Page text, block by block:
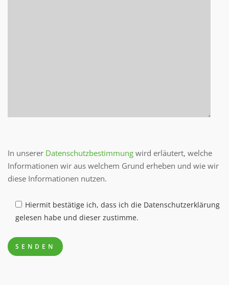
In unserer Datenschutzbestimmung wird erläutert, welche
Informationen wir aus welchem Grund erheben und wie wir
diese Informationen nutzen.
Hiermit bestätige ich, dass ich die Datenschutzerklärung
gelesen habe und dieser zustimme.